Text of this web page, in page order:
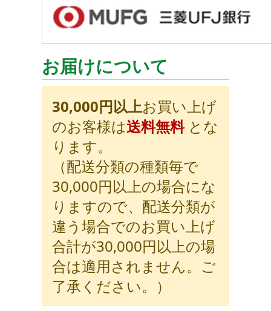
お届けについて
30,000円以上お買い上げ
のお客様は送料無料とな
ります。
（配送分類の種類毎で
30,000円以上の場合にな
りますので、配送分類が
違う場合でのお買い上げ
合計が30,000円以上の場
合は適用されません。ご
了承ください。）